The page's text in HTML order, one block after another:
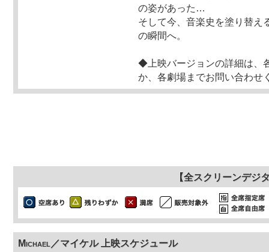
の姿があった…
そして今、音楽史を塗り替
の瞬間へ。
◆上映バージョンの詳細は、
か、各劇場までお問い合わせ
【全スクリーンデジ
Michael／マイケル 上映スケジュール